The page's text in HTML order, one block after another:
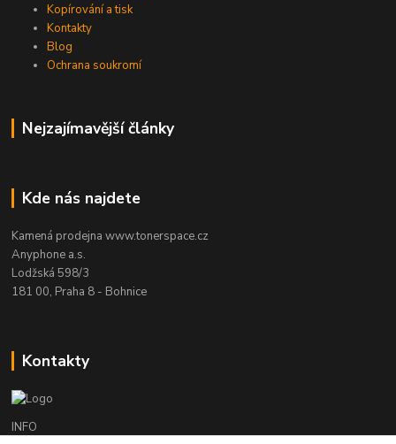
Kopírování a tisk
Kontakty
Blog
Ochrana soukromí
Nejzajímavější články
Kde nás najdete
Kamená prodejna www.tonerspace.cz
Anyphone a.s.
Lodžská 598/3
181 00, Praha 8 - Bohnice
Kontakty
INFO